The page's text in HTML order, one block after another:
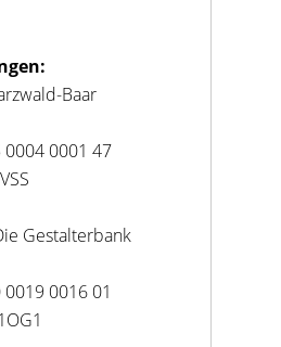
Baar
0004 0001 47
Gestalterbank
0016 01